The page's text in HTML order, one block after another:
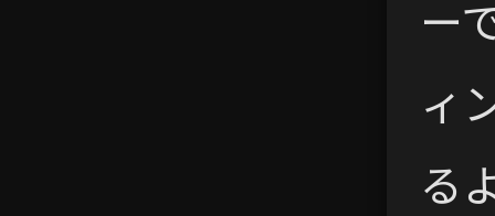
ー
ィ
る